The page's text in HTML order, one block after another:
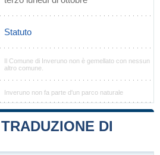
Statuto
Il Comune di Inveruno non è gemellato con nessun
altro comune.
Inveruno non fa parte d'un parco naturale
DI